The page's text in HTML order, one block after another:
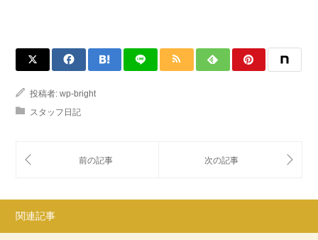
投稿者: wp-bright
スタッフ日記
関連記事